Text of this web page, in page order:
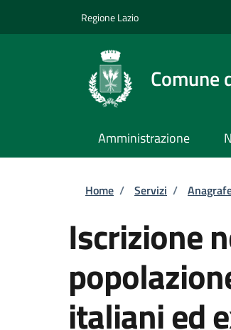
Regione Lazio
Comune
Amministrazione
Briciole di
Home / Servizi /
Iscrizione
italiani ed